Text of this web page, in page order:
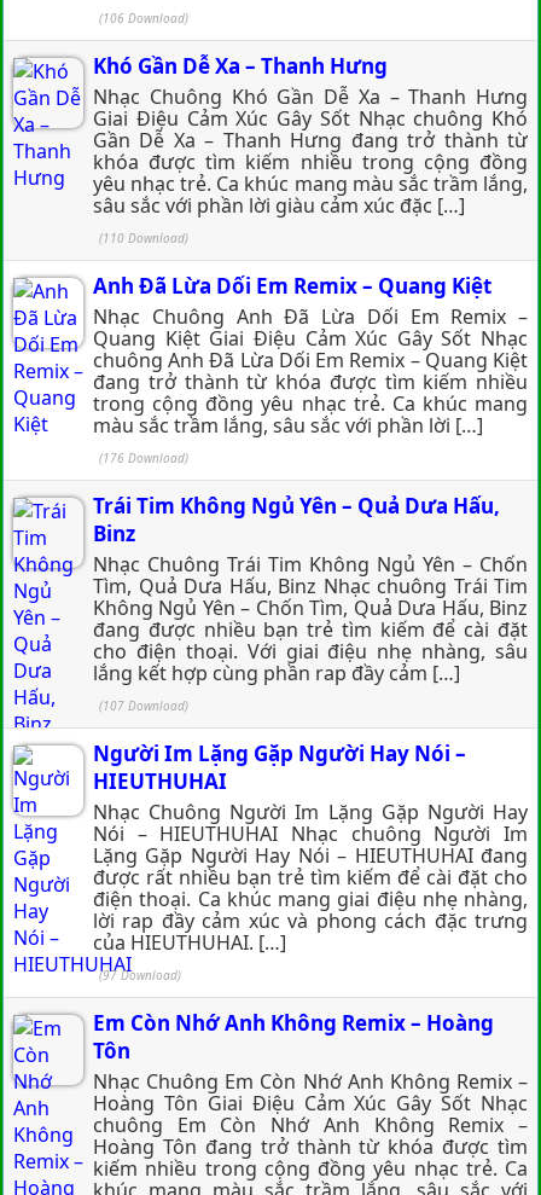
(106 Download)
Khó Gần Dễ Xa – Thanh Hưng
Nhạc Chuông Khó Gần Dễ Xa – Thanh Hưng
Giai Điệu Cảm Xúc Gây Sốt Nhạc chuông Khó
Gần Dễ Xa – Thanh Hưng đang trở thành từ
khóa được tìm kiếm nhiều trong cộng đồng
yêu nhạc trẻ. Ca khúc mang màu sắc trầm lắng,
sâu sắc với phần lời giàu cảm xúc đặc […]
(110 Download)
Anh Đã Lừa Dối Em Remix – Quang Kiệt
Nhạc Chuông Anh Đã Lừa Dối Em Remix –
Quang Kiệt Giai Điệu Cảm Xúc Gây Sốt Nhạc
chuông Anh Đã Lừa Dối Em Remix – Quang Kiệt
đang trở thành từ khóa được tìm kiếm nhiều
trong cộng đồng yêu nhạc trẻ. Ca khúc mang
màu sắc trầm lắng, sâu sắc với phần lời […]
(176 Download)
Trái Tim Không Ngủ Yên – Quả Dưa Hấu,
Binz
Nhạc Chuông Trái Tim Không Ngủ Yên – Chốn
Tìm, Quả Dưa Hấu, Binz Nhạc chuông Trái Tim
Không Ngủ Yên – Chốn Tìm, Quả Dưa Hấu, Binz
đang được nhiều bạn trẻ tìm kiếm để cài đặt
cho điện thoại. Với giai điệu nhẹ nhàng, sâu
lắng kết hợp cùng phần rap đầy cảm […]
(107 Download)
Người Im Lặng Gặp Người Hay Nói –
HIEUTHUHAI
Nhạc Chuông Người Im Lặng Gặp Người Hay
Nói – HIEUTHUHAI Nhạc chuông Người Im
Lặng Gặp Người Hay Nói – HIEUTHUHAI đang
được rất nhiều bạn trẻ tìm kiếm để cài đặt cho
điện thoại. Ca khúc mang giai điệu nhẹ nhàng,
lời rap đầy cảm xúc và phong cách đặc trưng
của HIEUTHUHAI. […]
(97 Download)
Em Còn Nhớ Anh Không Remix – Hoàng
Tôn
Nhạc Chuông Em Còn Nhớ Anh Không Remix –
Hoàng Tôn Giai Điệu Cảm Xúc Gây Sốt Nhạc
chuông Em Còn Nhớ Anh Không Remix –
Hoàng Tôn đang trở thành từ khóa được tìm
kiếm nhiều trong cộng đồng yêu nhạc trẻ. Ca